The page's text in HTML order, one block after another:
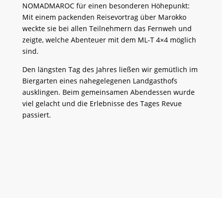
NOMADMAROC für einen besonderen Höhepunkt:
Mit einem packenden Reisevortrag über Marokko
weckte sie bei allen Teilnehmern das Fernweh und
zeigte, welche Abenteuer mit dem ML-T 4×4 möglich
sind.
Den längsten Tag des Jahres ließen wir gemütlich im
Biergarten eines nahegelegenen Landgasthofs
ausklingen. Beim gemeinsamen Abendessen wurde
viel gelacht und die Erlebnisse des Tages Revue
passiert.